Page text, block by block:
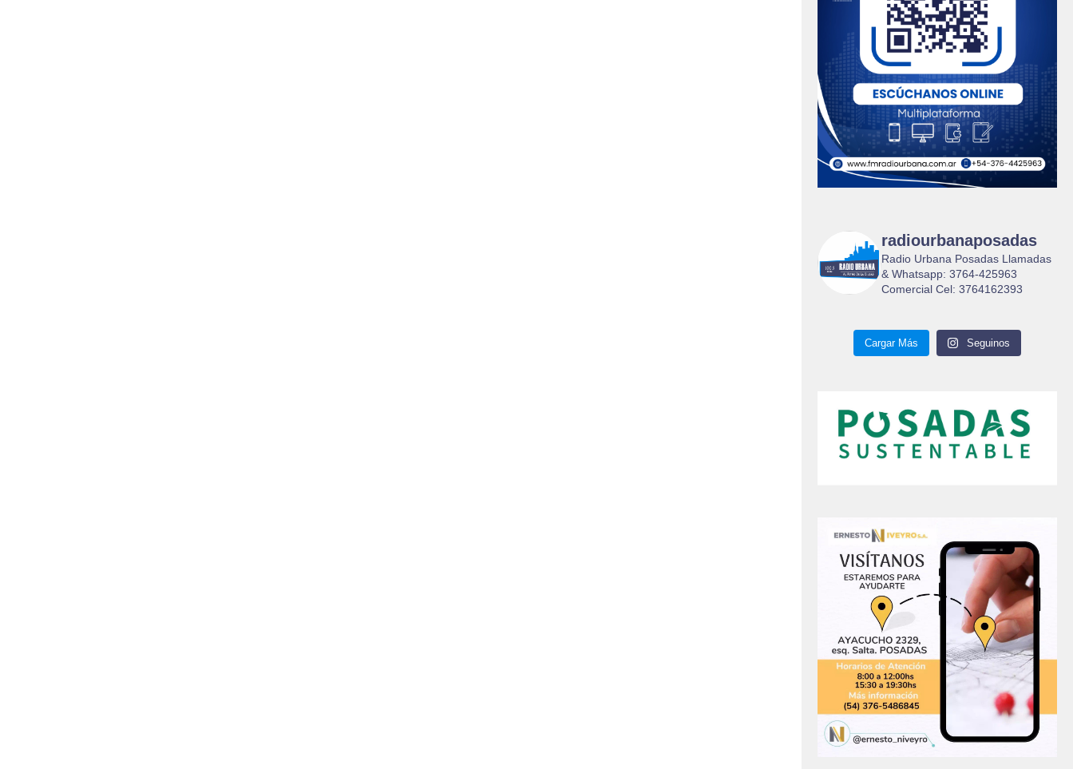
radiourbanaposadas
Radio Urbana Posadas Llamadas
& Whatsapp: 3764-425963
Comercial Cel: 3764162393
Cargar Más Seguinos